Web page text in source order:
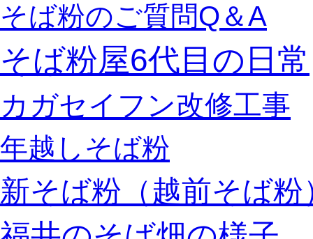
そば粉のご質問Q＆A
そば粉屋6代目の日常
カガセイフン改修工事
年越しそば粉
新そば粉（越前そば粉